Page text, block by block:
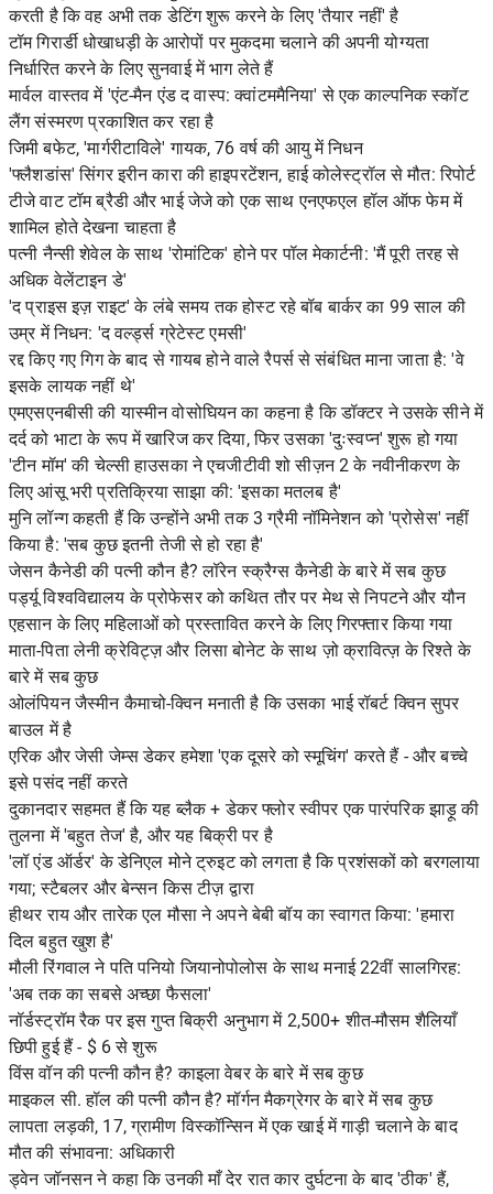
करती है कि वह अभी तक डेटिंग शुरू करने के लिए 'तैयार नहीं' है
टॉम गिरार्डी धोखाधड़ी के आरोपों पर मुकदमा चलाने की अपनी योग्यता
निर्धारित करने के लिए सुनवाई में भाग लेते हैं
मार्वल वास्तव में 'एंट-मैन एंड द वास्प: क्वांटममैनिया' से एक काल्पनिक स्कॉट
लैंग संस्मरण प्रकाशित कर रहा है
जिमी बफेट, 'मार्गरीटाविले' गायक, 76 वर्ष की आयु में निधन
'फ्लैशडांस' सिंगर इरीन कारा की हाइपरटेंशन, हाई कोलेस्ट्रॉल से मौत: रिपोर्ट
टीजे वाट टॉम ब्रैडी और भाई जेजे को एक साथ एनएफएल हॉल ऑफ फेम में
शामिल होते देखना चाहता है
पत्नी नैन्सी शेवेल के साथ 'रोमांटिक' होने पर पॉल मेकार्टनी: 'मैं पूरी तरह से
अधिक वेलेंटाइन डे'
'द प्राइस इज़ राइट' के लंबे समय तक होस्ट रहे बॉब बार्कर का 99 साल की
उम्र में निधन: 'द वर्ल्ड्स ग्रेटेस्ट एमसी'
रद्द किए गए गिग के बाद से गायब होने वाले रैपर्स से संबंधित माना जाता है: 'वे
इसके लायक नहीं थे'
एमएसएनबीसी की यास्मीन वोसोघियन का कहना है कि डॉक्टर ने उसके सीने में
दर्द को भाटा के रूप में खारिज कर दिया, फिर उसका 'दुःस्वप्न' शुरू हो गया
'टीन मॉम' की चेल्सी हाउसका ने एचजीटीवी शो सीज़न 2 के नवीनीकरण के
लिए आंसू भरी प्रतिक्रिया साझा की: 'इसका मतलब है'
मुनि लॉन्ग कहती हैं कि उन्होंने अभी तक 3 ग्रैमी नॉमिनेशन को 'प्रोसेस' नहीं
किया है: 'सब कुछ इतनी तेजी से हो रहा है'
जेसन कैनेडी की पत्नी कौन है? लॉरेन स्क्रैग्स कैनेडी के बारे में सब कुछ
पर्ड्यू विश्वविद्यालय के प्रोफेसर को कथित तौर पर मेथ से निपटने और यौन
एहसान के लिए महिलाओं को प्रस्तावित करने के लिए गिरफ्तार किया गया
माता-पिता लेनी क्रेविट्ज़ और लिसा बोनेट के साथ ज़ो क्रावित्ज़ के रिश्ते के
बारे में सब कुछ
ओलंपियन जैस्मीन कैमाचो-क्विन मनाती है कि उसका भाई रॉबर्ट क्विन सुपर
बाउल में है
एरिक और जेसी जेम्स डेकर हमेशा 'एक दूसरे को स्मूचिंग' करते हैं - और बच्चे
इसे पसंद नहीं करते
दुकानदार सहमत हैं कि यह ब्लैक + डेकर फ्लोर स्वीपर एक पारंपरिक झाड़ू की
तुलना में 'बहुत तेज' है, और यह बिक्री पर है
'लॉ एंड ऑर्डर' के डेनिएल मोने ट्रुइट को लगता है कि प्रशंसकों को बरगलाया
गया; स्टैबलर और बेन्सन किस टीज़ द्वारा
हीथर राय और तारेक एल मौसा ने अपने बेबी बॉय का स्वागत किया: 'हमारा
दिल बहुत खुश है'
मौली रिंगवाल ने पति पनियो जियानोपोलोस के साथ मनाई 22वीं सालगिरह:
'अब तक का सबसे अच्छा फैसला'
नॉर्डस्ट्रॉम रैक पर इस गुप्त बिक्री अनुभाग में 2,500+ शीत-मौसम शैलियाँ
छिपी हुई हैं - $ 6 से शुरू
विंस वॉन की पत्नी कौन है? काइला वेबर के बारे में सब कुछ
माइकल सी. हॉल की पत्नी कौन है? मॉर्गन मैकग्रेगर के बारे में सब कुछ
लापता लड़की, 17, ग्रामीण विस्कॉन्सिन में एक खाई में गाड़ी चलाने के बाद
मौत की संभावना: अधिकारी
ड्वेन जॉनसन ने कहा कि उनकी माँ देर रात कार दुर्घटना के बाद 'ठीक' हैं,